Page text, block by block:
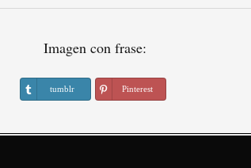
Imagen con frase:
tumblr Pinterest